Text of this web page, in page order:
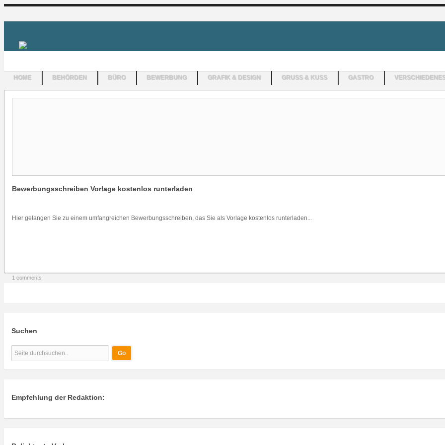
HOME BEHÖRDEN BÜRO BEWERBUNG GRAFIK & DESIGN GRUSS & KUSS GASTRO
Bewerbungsschreiben Vorlage kostenlos runterladen
Hier gelangen Sie zu einem umfangreichen Bewerbungsschreiben, das Sie als Vorlage kostenlos runterladen...
1 comments
Suchen
Empfehlung der Redaktion: